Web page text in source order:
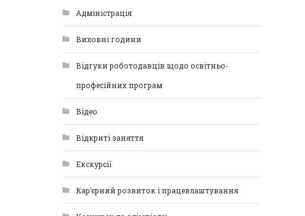
Адміністрація
Виховні години
Відгуки роботодавців щодо освітньо-
професійних програм
Відео
Відкриті заняття
Екскурсії
Кар’єрний розвиток і працевлаштування